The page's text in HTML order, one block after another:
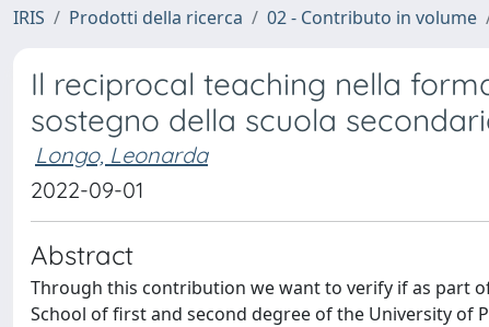
IRIS Prodotti della ricerca 02 - Contributo in volume
Il reciprocal teaching nella
sostegno della scuola
Longo, Leonarda
2022-09-01
Abstract
Through this contribution we want to verify if as part
School of first and second degree of the University of